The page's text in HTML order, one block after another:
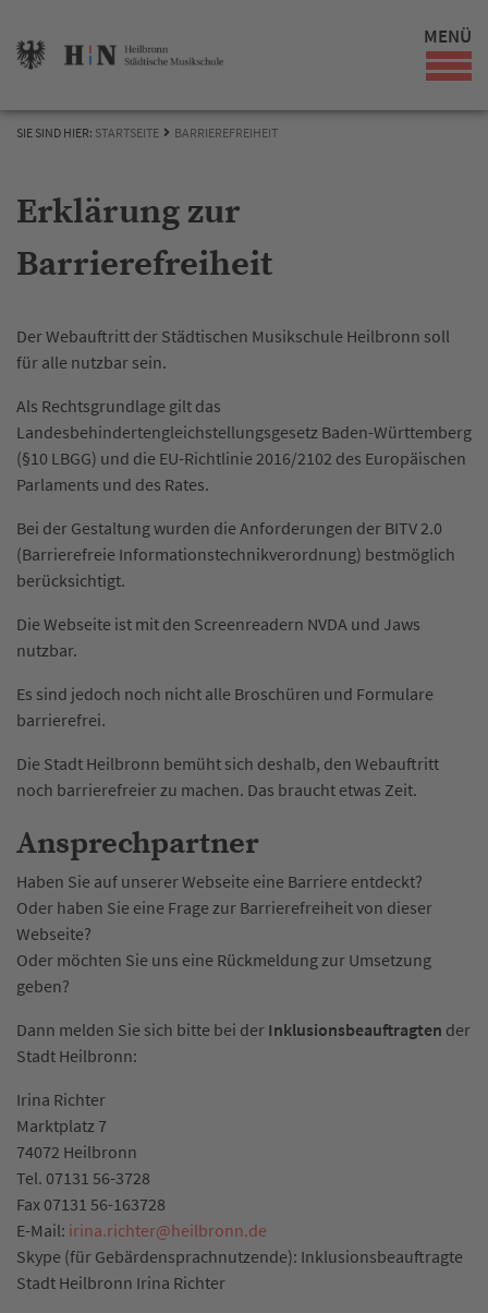
MENÜ
SIE SIND HIER: STARTSEITE BARRIEREFREIHEIT
Erklärung zur
Barrierefreiheit
Der Webauftritt der Städtischen Musikschule Heilbronn soll
für alle nutzbar sein.
Als Rechtsgrundlage gilt das
Landesbehindertengleichstellungsgesetz Baden-Württemberg
(§10 LBGG) und die EU-Richtlinie 2016/2102 des Europäischen
Parlaments und des Rates.
Bei der Gestaltung wurden die Anforderungen der BITV 2.0
(Barrierefreie Informationstechnikverordnung) bestmöglich
berücksichtigt.
Die Webseite ist mit den Screenreadern NVDA und Jaws
nutzbar.
Es sind jedoch noch nicht alle Broschüren und Formulare
barrierefrei.
Die Stadt Heilbronn bemüht sich deshalb, den Webauftritt
noch barrierefreier zu machen. Das braucht etwas Zeit.
Ansprechpartner
Haben Sie auf unserer Webseite eine Barriere entdeckt?
Oder haben Sie eine Frage zur Barrierefreiheit von dieser
Webseite?
Oder möchten Sie uns eine Rückmeldung zur Umsetzung
geben?
Dann melden Sie sich bitte bei der Inklusionsbeauftragten der
Stadt Heilbronn:
Irina Richter
Marktplatz 7
74072 Heilbronn
Tel. 07131 56-3728
Fax 07131 56-163728
E-Mail: irina.richter@heilbronn.de
Skype (für Gebärdensprachnutzende): Inklusionsbeauftragte
Stadt Heilbronn Irina Richter